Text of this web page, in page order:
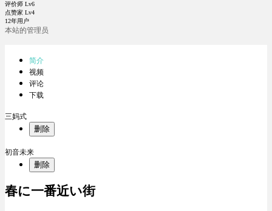
评价师 Lv6
点赞家 Lv4
12年用户
本站的管理员
简介
视频
评论
下载
三妈式
删除
初音未来
删除
春に一番近い街